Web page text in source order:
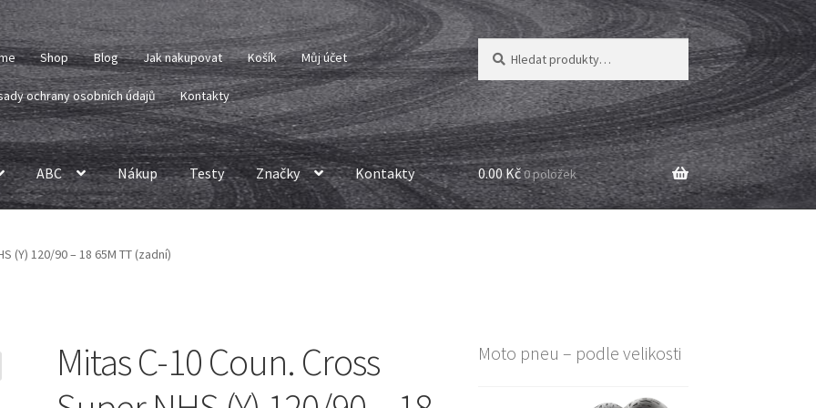
Shop Blog Jak nakupovat Košík Můj účet
ochrany osobních údajů Kontakty
Hledat:
Hledat
ABC Nákup Testy Značky Kontakty 0.00 Kč0 položek
(Y) 120/90 – 18 65M TT (zadní)
Mitas C-10 Coun. Cross
Moto pneu – podle velikosti